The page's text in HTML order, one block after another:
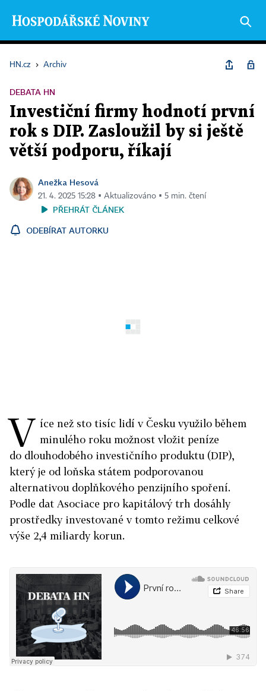
HN.cz › Archiv
DEBATA HN
Investiční firmy hodnotí první
rok s DIP. Zasloužil by si ještě
větší podporu, říkají
Anežka Hesová
21. 4. 2025 15:28 ▪ Aktualizováno ▪ 5 min. čtení
PŘEHRÁT ČLÁNEK
ODEBÍRAT AUTORKU
V íce než sto tisíc lidí v Česku využilo během
minulého roku možnost vložit peníze
do dlouhodobého investičního produktu (DIP),
který je od loňska státem podporovanou
alternativou doplňkového penzijního spoření.
Podle dat Asociace pro kapitálový trh dosáhly
prostředky investované v tomto režimu celkové
výše 2,4 miliardy korun.